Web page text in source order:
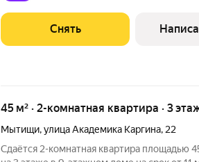
Снять
45 м² · 2-комнатная квартира · 3
Мытищи,улица Академика Каргина, 22
Сдаётся 2-комнатная квартира площадью